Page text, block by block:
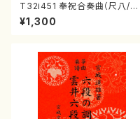
T32i451 奉祝合奏曲（尺八/久
本玄智/楽譜）都山流公刊楽譜曲
番:2158
¥1,300